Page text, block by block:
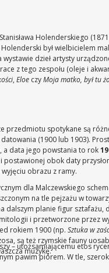
Holenderskiego
był wielbicielem
dzieł artysty
z tego zespołu (oleje i
,Eloe czyMoja matko, był tu
przedmiotu spotykane są
(1900 lub 1903).
, a data jego powstania to rok
postawionej obok daty
obrazu z ramy.
dla Malczewskiego
na tle pejzażu w
dalszym planie figur sztafażu,
i przetworzone przez
rokiem 1900 (np. Sztuka w
są też rzymskie fauny
muzykę.
– utożsamiającemu etos
pawim piórem. W tle,